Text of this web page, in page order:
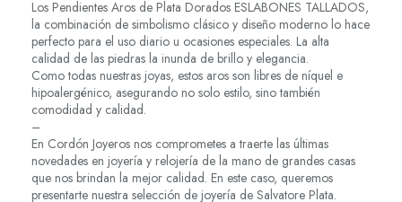
Los Pendientes Aros de Plata Dorados ESLABONES TALLADOS,
la combinación de simbolismo clásico y diseño moderno lo hace
perfecto para el uso diario u ocasiones especiales. La alta
calidad de las piedras la inunda de brillo y elegancia.
Como todas nuestras joyas, estos aros son libres de níquel e
hipoalergénico, asegurando no solo estilo, sino también
comodidad y calidad.
–
En Cordón Joyeros nos comprometes a traerte las últimas
novedades en joyería y relojería de la mano de grandes casas
que nos brindan la mejor calidad. En este caso, queremos
presentarte nuestra selección de joyería de Salvatore Plata.